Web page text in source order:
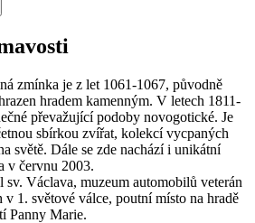
zmínka je z let 1061-1067, původně
hradem kamenným. V letech 1811-
převažující podoby novogotické. Je
sbírkou zvířat, kolekcí vycpaných
světě. Dále se zde nachází i unikátní
v červnu 2003.
sv. Václava, muzeum automobilů veterán
1. světové válce, poutní místo na hradě
Panny Marie.